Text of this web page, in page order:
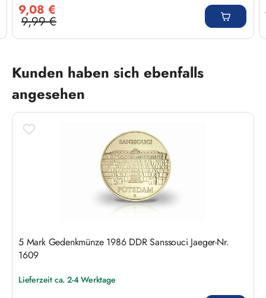
9,08 €
Regulärer Preis:
9,99 €
Produktgalerie überspringen
Kunden haben sich ebenfalls
angesehen
5 Mark Gedenkmünze 1986 DDR Sanssouci Jaeger-Nr.
1609
Lieferzeit ca. 2-4 Werktage